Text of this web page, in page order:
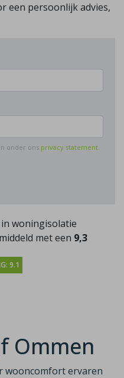
een persoonlijk advies,
onder ons privacy statement.
in woningisolatie
met een 9,3
9.1
Ommen
wooncomfort ervaren